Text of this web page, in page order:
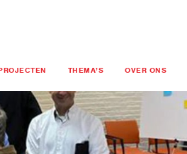
THEMA’S OVER ONS